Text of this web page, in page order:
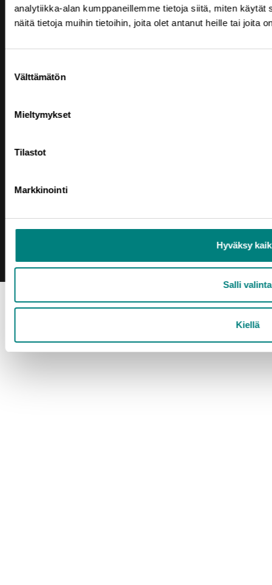
analytiikka-alan kumppaneillemme tietoja siitä, miten
näitä tietoja muihin tietoihin, joita olet antanut heille tai joita
valinta
Välttämätön
Mieltymykset
Tilastot
Markkinointi
Hyväksy
Salli valinta
Kiellä
elinkeinoelämän tapahtumat suoraan sähköpostiisi.
TILAA UUTISKIRJE